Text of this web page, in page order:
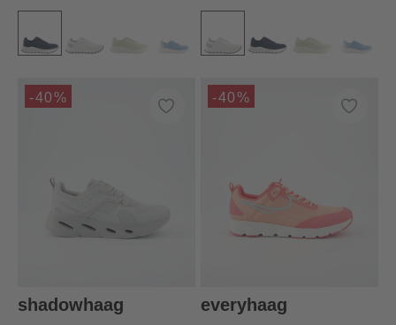
-40%
shadowhaag
-40%
everyhaag